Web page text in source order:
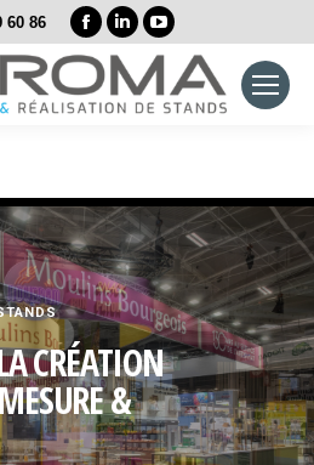
60 86
La
page
Facebook
s'ouvre
nouvelle
fenêtre
La
page
LinkedIn
s'ouvre
nouvelle
fenêtre
La
page
YouTube
s'ouvre
nouvelle
fenêtre
CRÉATION
&